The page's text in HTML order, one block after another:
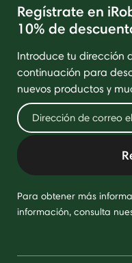
Regístrate en
10% de
Introduce tu dirección
continuación para
nuevos productos y
Para obtener más
información, consulta